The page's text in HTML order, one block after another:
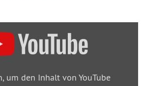
um den Inhalt von YouTube